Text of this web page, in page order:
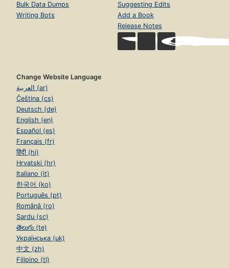
Bulk Data Dumps
Writing Bots
Suggesting Edits
Add a Book
Release Notes
Change Website Language
العربية (ar)
Čeština (cs)
Deutsch (de)
English (en)
Español (es)
Français (fr)
हिंदी (hi)
Hrvatski (hr)
Italiano (it)
한국어 (ko)
Português (pt)
Română (ro)
Sardu (sc)
తెలుగు (te)
Українська (uk)
中文 (zh)
Filipino (tl)